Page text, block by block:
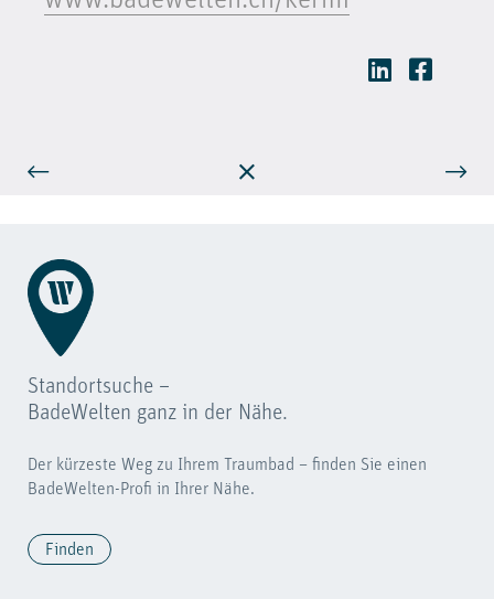
Standortsuche –
BadeWelten ganz in der Nähe.
Der kürzeste Weg zu Ihrem Traumbad – finden Sie einen
BadeWelten-Profi in Ihrer Nähe.
Finden